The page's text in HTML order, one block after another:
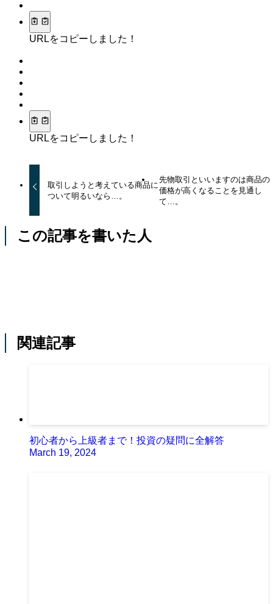
URLをコピーしました！
URLをコピーしました！
取引しようと考えている商品に
ついて明るいなら…。
先物取引といいますのは商品の
価格が高くなることを見通し
て…。
この記事を書いた人
関連記事
初心者から上級者まで！投資の疑問に全解答
March 19, 2024